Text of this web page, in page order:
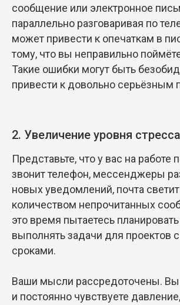
сообщение или электронное
параллельно разговаривая по
может привести к опечаткам в
тому, что вы неправильно
Такие ошибки могут быть
привести к довольно серьёзным
2. Увеличение уровня стресса
Представьте, что у вас на работе
звонит телефон, мессенджеры
новых уведомлений, почта
количеством непрочитанных
это время пытаетесь
выполнять задачи для проектов
сроками.
Ваши мысли рассредоточены. Вы
и постоянно чувствуете